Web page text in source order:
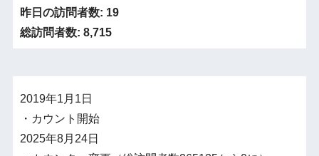
昨日の訪問者数: 19
総訪問者数: 8,715
2019年1月1日
・カウント開始
2025年8月24日